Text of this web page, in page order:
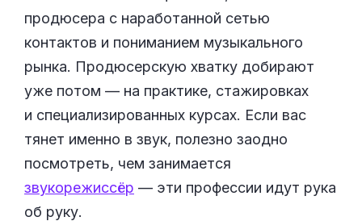
продюсера с наработанной сетью
контактов и пониманием музыкального
рынка. Продюсерскую хватку добирают
уже потом — на практике, стажировках
и специализированных курсах. Если вас
тянет именно в звук, полезно заодно
посмотреть, чем занимается
звукорежиссёр — эти профессии идут рука
об руку.